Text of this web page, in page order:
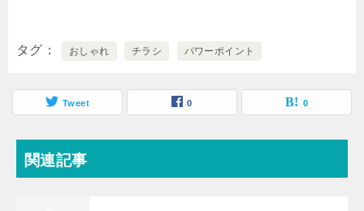
タグ おしゃれ チラシ パワーポイント
Tweet 0 0
関連記事